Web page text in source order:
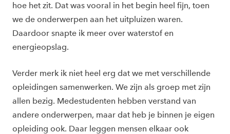
hoe het zit. Dat was vooral in het begin heel fijn, toen
we de onderwerpen aan het uitpluizen waren.
Daardoor snapte ik meer over waterstof en
energieopslag.
Verder merk ik niet heel erg dat we met verschillende
opleidingen samenwerken. We zijn als groep met zijn
allen bezig. Medestudenten hebben verstand van
andere onderwerpen, maar dat heb je binnen je eigen
opleiding ook. Daar leggen mensen elkaar ook